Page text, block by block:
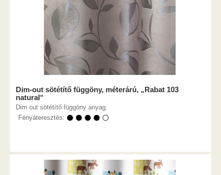
Dim-out sötétítő függöny, méterárú, „Rabat 103
natural“
Dim out sötétítő függöny anyag.
Fényáteresztés: ⚫ ⚫ ⚫ ⚫ ⚪